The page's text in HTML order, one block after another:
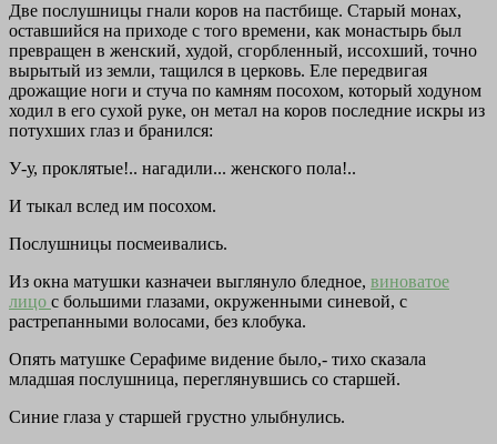
Две послушницы гнали коров на пастбище. Старый монах,
оставшийся на приходе с того времени, как монастырь был
превращен в женский, худой, сгорбленный, иссохший, точно
вырытый из земли, тащился в церковь. Еле передвигая
дрожащие ноги и стуча по камням посохом, который ходуном
ходил в его сухой руке, он метал на коров последние искры из
потухших глаз и бранился:
У-у, проклятые!.. нагадили... женского пола!..
И тыкал вслед им посохом.
Послушницы посмеивались.
Из окна матушки казначеи выглянуло бледное, виноватое
лицо с большими глазами, окруженными синевой, с
растрепанными волосами, без клобука.
Опять матушке Серафиме видение было,- тихо сказала
младшая послушница, переглянувшись со старшей.
Синие глаза у старшей грустно улыбнулись.